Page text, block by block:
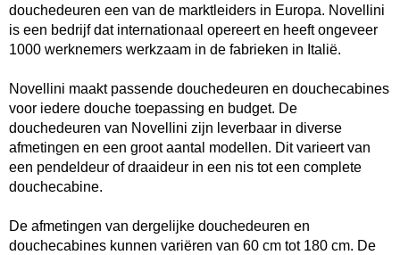
douchedeuren een van de marktleiders in Europa. Novellini
is een bedrijf dat internationaal opereert en heeft ongeveer
1000 werknemers werkzaam in de fabrieken in Italië.
Novellini maakt passende douchedeuren en douchecabines
voor iedere douche toepassing en budget. De
douchedeuren van Novellini zijn leverbaar in diverse
afmetingen en een groot aantal modellen. Dit varieert van
een pendeldeur of draaideur in een nis tot een complete
douchecabine.
De afmetingen van dergelijke douchedeuren en
douchecabines kunnen variëren van 60 cm tot 180 cm. De